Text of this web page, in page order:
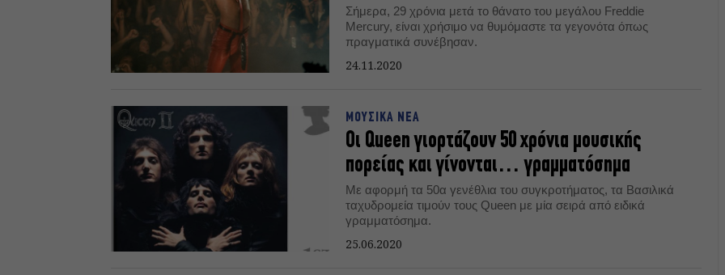
Σήμερα, 29 χρόνια μετά το θάνατο του μεγάλου Freddie
Mercury, είναι χρήσιμο να θυμόμαστε τα γεγονότα όπως
πραγματικά συνέβησαν.
24.11.2020
ΜΟΥΣΙΚΑ ΝΕΑ
Οι Queen γιορτάζουν 50 χρόνια μουσικής
πορείας και γίνονται… γραμματόσημα
Με αφορμή τα 50α γενέθλια του συγκροτήματος, τα Βασιλικά
ταχυδρομεία τιμούν τους Queen με μία σειρά από ειδικά
γραμματόσημα.
25.06.2020